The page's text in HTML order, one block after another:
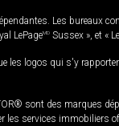
Les bureaux
LePageMD Sussex », et «
les logos qui s'y
sont des marques
les services immobiliers